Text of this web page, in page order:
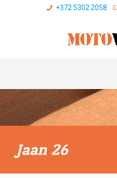
+372 5302 2058
Jaan 26